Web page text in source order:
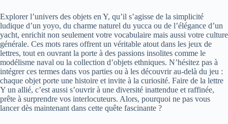
Explorer l’univers des objets en Y, qu’il s’agisse de la simplicité
ludique d’un yoyo, du charme naturel du yucca ou de l’élégance d’un
yacht, enrichit non seulement votre vocabulaire mais aussi votre culture
générale. Ces mots rares offrent un véritable atout dans les jeux de
lettres, tout en ouvrant la porte à des passions insolites comme le
modélisme naval ou la collection d’objets ethniques. N’hésitez pas à
intégrer ces termes dans vos parties ou à les découvrir au-delà du jeu :
chaque objet porte une histoire et invite à la curiosité. Faire de la lettre
Y un allié, c’est aussi s’ouvrir à une diversité inattendue et raffinée,
prête à surprendre vos interlocuteurs. Alors, pourquoi ne pas vous
lancer dès maintenant dans cette quête fascinante ?